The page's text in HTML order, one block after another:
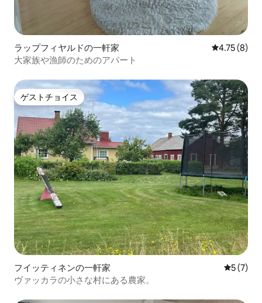
ラップフィヤルドの一軒家 レビュー8
4.75 (8)
大家族や漁師のためのアパート
ゲストチョイス
ゲストチョイス
フイッティネンの一軒家 レビュー
5 (7)
ヴァッカラの小さな村にある農家。